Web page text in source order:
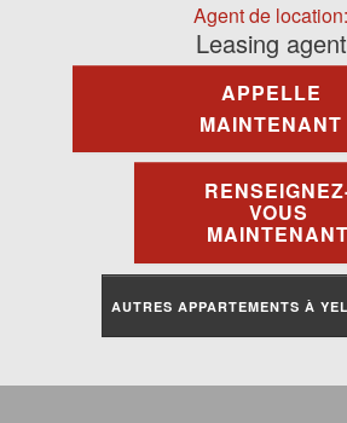
Investisseurs
À Propos De Nous
Commercial
Contactez-Nous
Portail Des
Agent de location:
Leasing agent
APPELLE
MAINTENANT
VOUS
MAINTENANT
AUTRES APPARTEMENTS À